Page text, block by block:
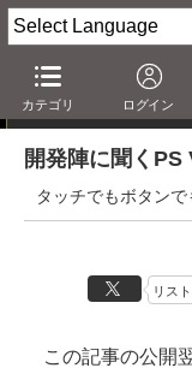
カテゴリ ログイン
西田宗千佳の
開発陣に聞く
タッチでもボタンで
リスト
この記事の公開